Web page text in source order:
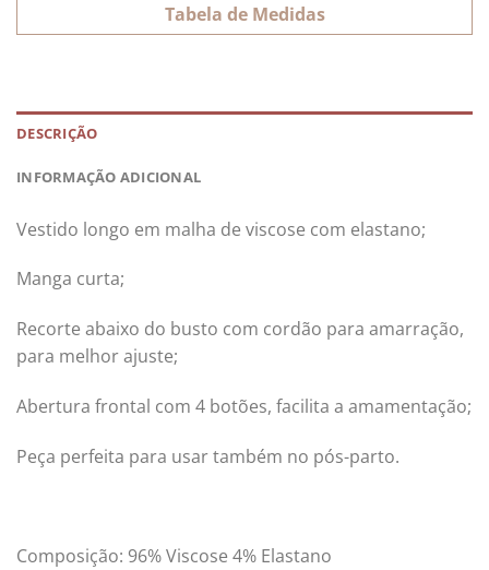
Tabela de Medidas
DESCRIÇÃO
INFORMAÇÃO ADICIONAL
Vestido longo em malha de viscose com elastano;
Manga curta;
Recorte abaixo do busto com cordão para amarração,
para melhor ajuste;
Abertura frontal com 4 botões, facilita a amamentação;
Peça perfeita para usar também no pós-parto.
Composição: 96% Viscose 4% Elastano